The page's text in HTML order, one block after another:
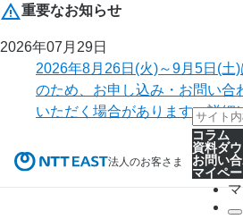
重要なお知らせ
2026年07月29日
2026年8月26日(火)～9月5日(土
のため、お申し込み・お問い合
いただく場合があります。詳細
法人のお客さま
コラム
資料ダ
お問い
マイペ